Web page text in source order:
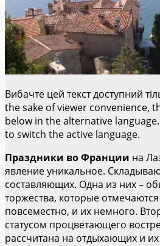
Вибачте цей текст доступний
the sake of viewer convenience,
below in the alternative
to switch the active language.
Праздники во Франции на
явление уникальное.
составляющих. Одна из них –
торжества, которые
повсеместно, и их немного.
статусом процветающего
рассчитана на отдыхающих и